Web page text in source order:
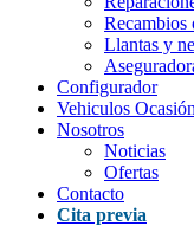
Recambios
Llantas y
Configurador
Vehiculos Ocasión
Nosotros
Noticias
Ofertas
Contacto
Cita previa